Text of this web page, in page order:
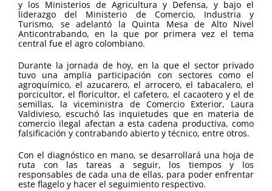
y los Ministerios de Agricultura y Defensa, y bajo el
liderazgo del Ministerio de Comercio, Industria y
Turismo, se adelantó la Quinta Mesa de Alto Nivel
Anticontrabando, en la que por primera vez el tema
central fue el agro colombiano.
Durante la jornada de hoy, en la que el sector privado
tuvo una amplia participación con sectores como el
agroquímico, el azucarero, el arrocero, el tabacalero, el
porcicultor, el floricultor, el cafetero, el cacaotero y el de
semillas, la viceministra de Comercio Exterior, Laura
Valdivieso, escuchó las inquietudes que en materia de
comercio ilegal afectan a esta cadena productiva, como
falsificación y contrabando abierto y técnico, entre otros.
Con el diagnóstico en mano, se desarrollará una hoja de
ruta con las tareas a seguir, los tiempos y los
responsables de cada una de ellas, para poder enfrentar
este flagelo y hacer el seguimiento respectivo.